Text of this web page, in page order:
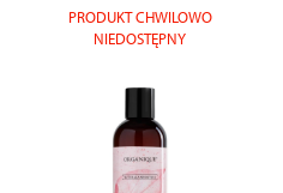
PRODUKT CHWILOWO
NIEDOSTĘPNY